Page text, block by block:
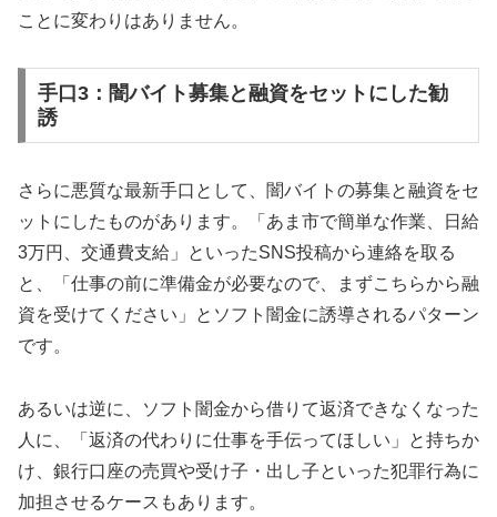
ことに変わりはありません。
手口3：闇バイト募集と融資をセットにした勧
誘
さらに悪質な最新手口として、闇バイトの募集と融資をセ
ットにしたものがあります。「あま市で簡単な作業、日給
3万円、交通費支給」といったSNS投稿から連絡を取る
と、「仕事の前に準備金が必要なので、まずこちらから融
資を受けてください」とソフト闇金に誘導されるパターン
です。
あるいは逆に、ソフト闇金から借りて返済できなくなった
人に、「返済の代わりに仕事を手伝ってほしい」と持ちか
け、銀行口座の売買や受け子・出し子といった犯罪行為に
加担させるケースもあります。